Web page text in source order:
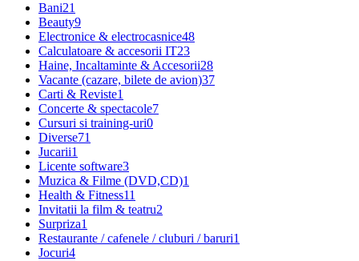
Bani21
Beauty9
Electronice & electrocasnice48
Calculatoare & accesorii IT23
Haine, Incaltaminte & Accesorii28
Vacante (cazare, bilete de avion)37
Carti & Reviste1
Concerte & spectacole7
Cursuri si training-uri0
Diverse71
Jucarii1
Licente software3
Muzica & Filme (DVD,CD)1
Health & Fitness11
Invitatii la film & teatru2
Surpriza1
Restaurante / cafenele / cluburi / baruri1
Jocuri4